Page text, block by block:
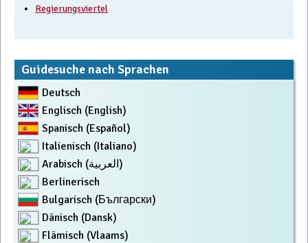
Regierungsviertel
Guidesuche nach Sprachen
Deutsch
Englisch (English)
Spanisch (Español)
Italienisch (Italiano)
Arabisch (العربية)
Berlinerisch
Bulgarisch (Български)
Dänisch (Dansk)
Flämisch (Vlaams)